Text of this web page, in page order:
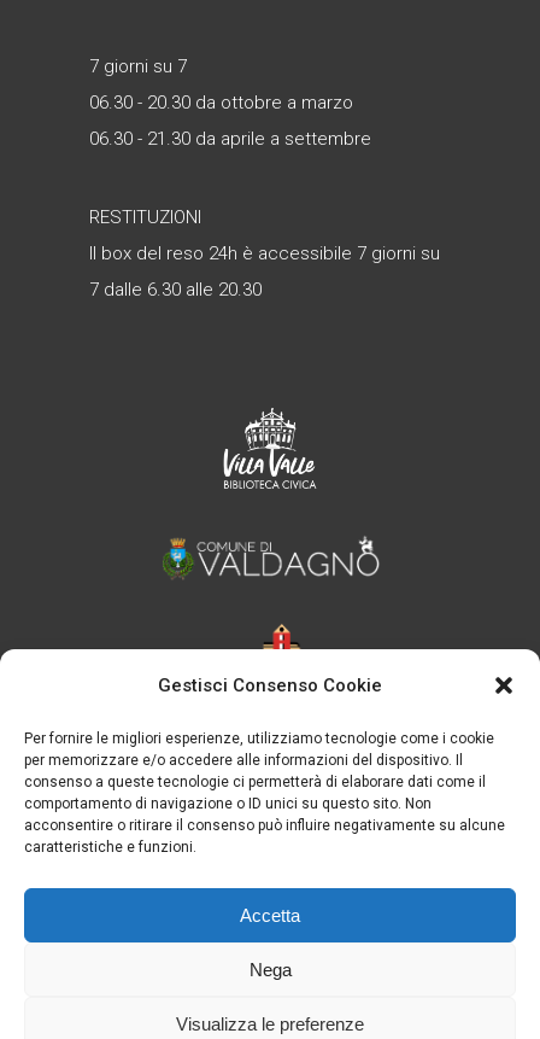
Gestisci Consenso Cookie
Per fornire le migliori esperienze, utilizziamo tecnologie come i cookie
per memorizzare e/o accedere alle informazioni del dispositivo. Il
consenso a queste tecnologie ci permetterà di elaborare dati come il
comportamento di navigazione o ID unici su questo sito. Non
acconsentire o ritirare il consenso può influire negativamente su alcune
caratteristiche e funzioni.
Accetta
Nega
Visualizza le preferenze
7 giorni su 7
06.30 - 20.30 da ottobre a marzo
06.30 - 21.30 da aprile a settembre
RESTITUZIONI
Il box del reso 24h è accessibile 7 giorni su
7 dalle 6.30 alle 20.30
Note legali-Privacy Policy-Cookie Policy